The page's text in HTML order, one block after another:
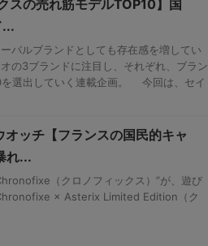
スの売れ筋モデルTOP10】国
...
バルブランドとしても存在感を増してい
の3ブランドに注目し、それぞれ、ブラン
を選出していく連載企画。 今回は、セイ
ッチ【フランスの国民的キャ
れ...
（クロノフィックス）”が、遊び
× Asterix Limited Edition（ク